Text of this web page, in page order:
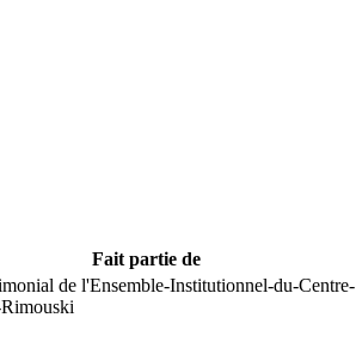
Fait partie de
de l'Ensemble-Institutionnel-du-Centre-